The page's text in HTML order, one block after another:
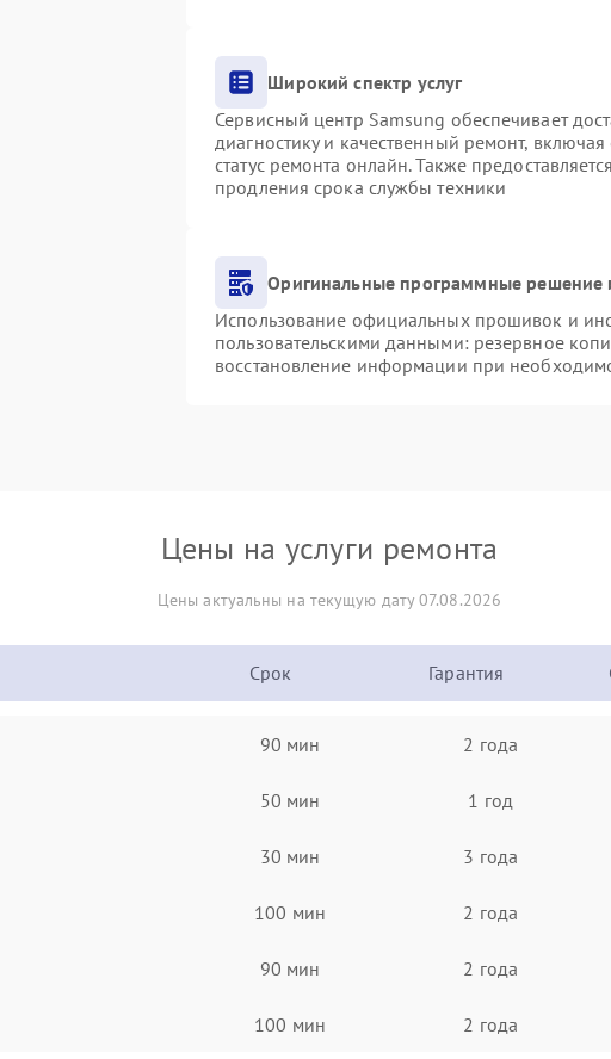
Широкий спектр услуг
Сервисный центр Samsung обеспечивает
диагностику и качественный ремонт,
статус ремонта онлайн. Также
продления срока службы техники
Оригинальные программные решение
Использование официальных прошивок и
пользовательскими данными: резервное
восстановление информации при
Цены на услуги ремонта
Цены актуальны на текущую дату 07.08.2026
Срок Гарантия
90 мин 2 года
50 мин 1 год
30 мин 3 года
100 мин 2 года
90 мин 2 года
100 мин 2 года